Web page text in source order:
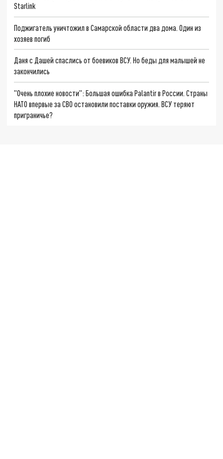
Starlink
Поджигатель уничтожил в Самарской области два дома. Один из
хозяев погиб
Даня с Дашей спаслись от боевиков ВСУ. Но беды для малышей не
закончились
"Очень плохие новости": Большая ошибка Palantir в России. Страны
НАТО впервые за СВО остановили поставки оружия. ВСУ теряют
приграничье?